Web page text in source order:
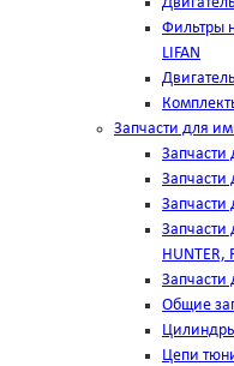
Фильтры
LIFAN
Запчасти для
Запчасти
Запчасти
Запчасти
Запчасти
HUNTER,
Запчасти
Общие
Цепи